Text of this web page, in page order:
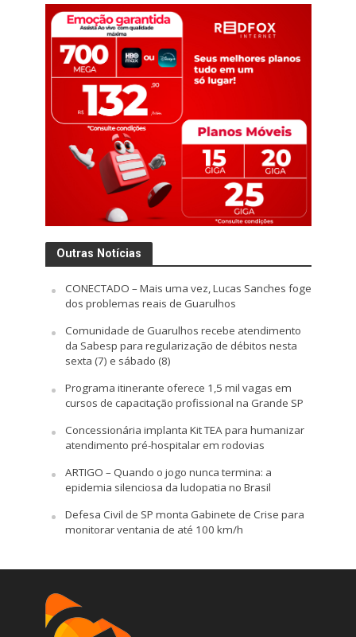
Outras Notícias
CONECTADO – Mais uma vez, Lucas Sanches foge
dos problemas reais de Guarulhos
Comunidade de Guarulhos recebe atendimento
da Sabesp para regularização de débitos nesta
sexta (7) e sábado (8)
Programa itinerante oferece 1,5 mil vagas em
cursos de capacitação profissional na Grande SP
Concessionária implanta Kit TEA para humanizar
atendimento pré-hospitalar em rodovias
ARTIGO – Quando o jogo nunca termina: a
epidemia silenciosa da ludopatia no Brasil
Defesa Civil de SP monta Gabinete de Crise para
monitorar ventania de até 100 km/h